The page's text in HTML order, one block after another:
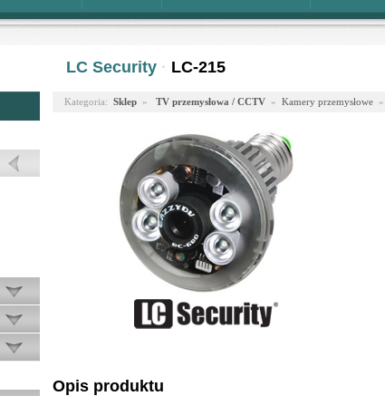
LC Security · LC-215
Kategoria: Sklep» TV przemysłowa / CCTV» Kamery przemysłowe»
Opis produktu